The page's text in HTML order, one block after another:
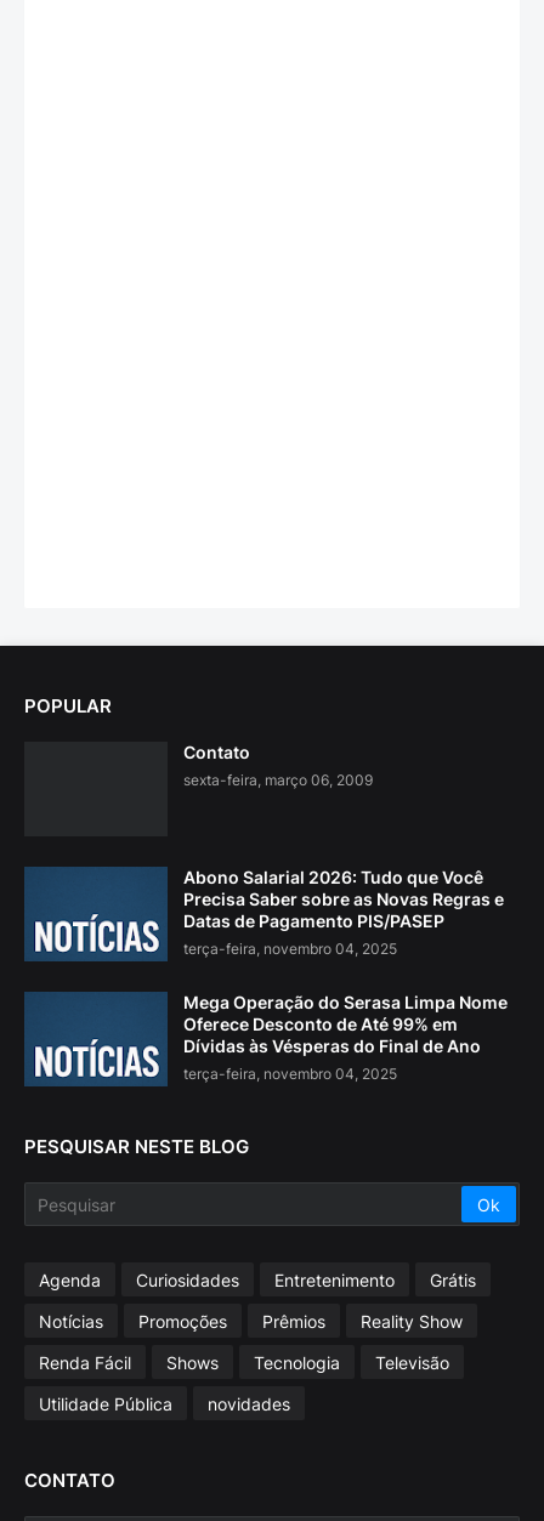
POPULAR
Contato
sexta-feira, março 06, 2009
Abono Salarial 2026: Tudo que Você
Precisa Saber sobre as Novas Regras e
Datas de Pagamento PIS/PASEP
terça-feira, novembro 04, 2025
Mega Operação do Serasa Limpa Nome
Oferece Desconto de Até 99% em
Dívidas às Vésperas do Final de Ano
terça-feira, novembro 04, 2025
PESQUISAR NESTE BLOG
Agenda Curiosidades Entretenimento
Grátis
Notícias
Promoções Prêmios
Reality Show
Renda Fácil
Shows Tecnologia
Televisão
Utilidade Pública
novidades
CONTATO